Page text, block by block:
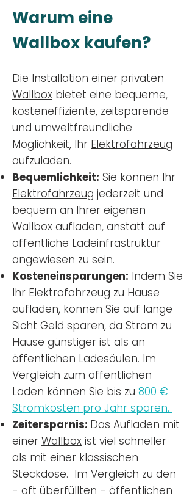
Warum eine
Wallbox kaufen?
Die Installation einer privaten
Wallbox bietet eine bequeme,
kosteneffiziente, zeitsparende
und umweltfreundliche
Möglichkeit, Ihr Elektrofahrzeug
aufzuladen.
Bequemlichkeit: Sie können Ihr
Elektrofahrzeug jederzeit und
bequem an Ihrer eigenen
Wallbox aufladen, anstatt auf
öffentliche Ladeinfrastruktur
angewiesen zu sein.
Kosteneinsparungen: Indem Sie
Ihr Elektrofahrzeug zu Hause
aufladen, können Sie auf lange
Sicht Geld sparen, da Strom zu
Hause günstiger ist als an
öffentlichen Ladesäulen. Im
Vergleich zum öffentlichen
Laden können Sie bis zu 800 €
Stromkosten pro Jahr sparen.
Zeitersparnis: Das Aufladen mit
einer Wallbox ist viel schneller
als mit einer klassischen
Steckdose. Im Vergleich zu den
- oft überfüllten - öffentlichen